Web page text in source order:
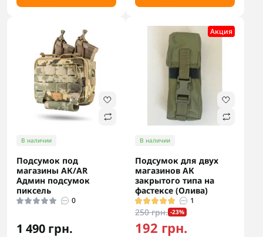
В наличии
Подсумок под
магазины АК/AR
Админ подсумок
пиксель
0
1 490 грн.
Акция
В наличии
Подсумок для двух
магазинов АК
закрытого типа на
фастексе (Олива)
1
250 грн. -23%
192 грн.